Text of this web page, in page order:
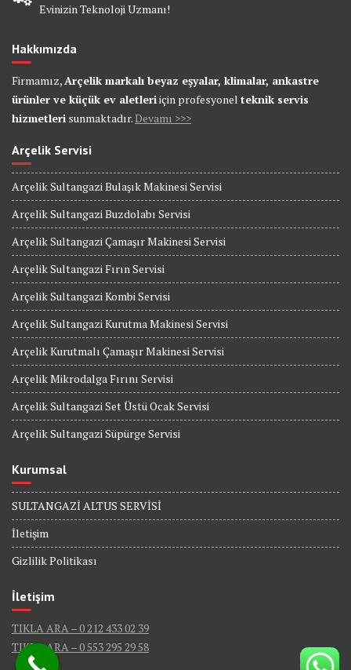
Evinizin Teknoloji Uzmanı!
Hakkımızda
Firmamız,Arçelik markalı beyaz eşyalar, klimalar, ankastre
ürünler ve küçük ev aletleriiçin profesyonel teknik servis
hizmetleri sunmaktadır.Devamı >>>
Arçelik Servisi
Arçelik Sultangazi Bulaşık Makinesi Servisi
Arçelik Sultangazi Buzdolabı Servisi
Arçelik Sultangazi Çamaşır Makinesi Servisi
Arçelik Sultangazi Fırın Servisi
Arçelik Sultangazi Kombi Servisi
Arçelik Sultangazi Kurutma Makinesi Servisi
Arçelik Kurutmalı Çamaşır Makinesi Servisi
Arçelik Mikrodalga Fırını Servisi
Arçelik Sultangazi Set Üstü Ocak Servisi
Arçelik Sultangazi Süpürge Servisi
Kurumsal
SULTANGAZİ ALTUS SERVİSİ
İletişim
Gizlilik Politikası
İletişim
TIKLA ARA – 0 212 433 02 39
TIKLA ARA – 0 553 295 29 58